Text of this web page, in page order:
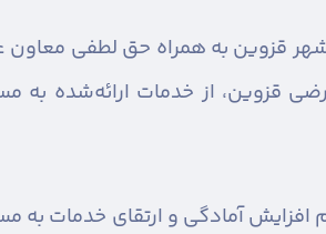
قزوین به همراه حق لطفی معاون
قزوین، از خدمات ارائه‌شده به
افزایش آمادگی و ارتقای خدمات به